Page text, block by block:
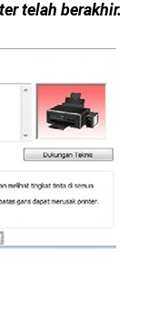
telah berakhir.